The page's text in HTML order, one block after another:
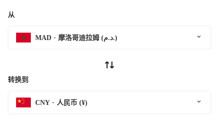
从
MAD 摩洛哥迪拉姆 (د.م.)
转换到
CNY 人民币 (¥)